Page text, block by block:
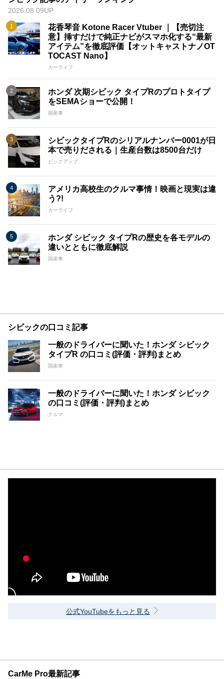
2026.08.09UP
花香琴音 Kotone Racer Vtuber ｜【売切注
意】挿すだけで純正ナビがスマホ化する“最新
アイテム”を徹底評価【オットキャストナノOT
TOCAST Nano】
カーライフ
ホンダ 次期シビック タイプRのプロトタイプ
をSEMAショーで公開！
国産車
シビックタイプRのシリアルナンバー0001が日
本で売りだされる｜生産台数は8500台だけ
ピックアップ
アメリカ高校生のクルマ事情！映画と現実は違
う?!
カーライフ
ホンダ シビック タイプRの歴史を各モデルの
違いとともに徹底解説
国産車
シビックの口コミ記事
一般のドライバーに聞いた！ホンダ シビック
タイプR の口コミ(評価・評判)まとめ
国産車
一般のドライバーに聞いた！ホンダ シビック
の口コミ(評価・評判)まとめ
クルマ
公式YouTubeをもっと見る
CarMe Pro最新記事